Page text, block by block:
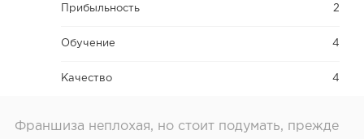
Прибыльность 2
Обучение 4
Качество 4
Франшиза неплохая, но стоит подумать, прежде